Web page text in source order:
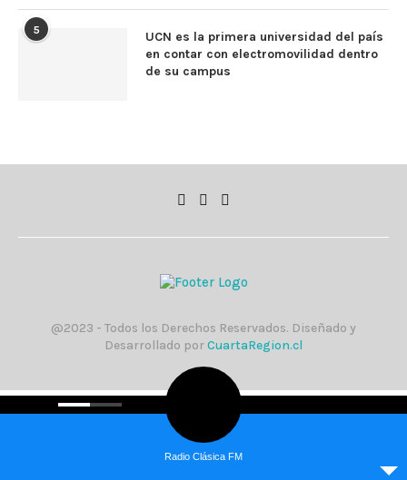
5
UCN es la primera universidad del país
en contar con electromovilidad dentro
de su campus
@2023 - Todos los Derechos Reservados. Diseñado y
Desarrollado porCuartaRegion.cl
Radio Clásica FM